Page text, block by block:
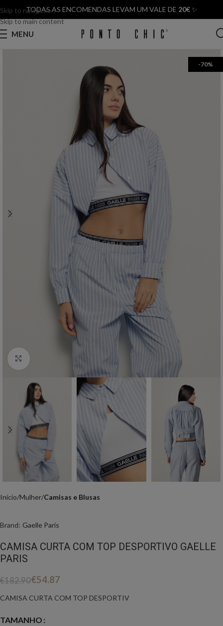
Skip to navigation
Skip to main content
TODAS AS ENCOMENDAS LEVAM UM VALE DE 20€✨
MENU
-70%
Início Mulher Camisas e Blusas
Brand: Gaelle Paris
CAMISA CURTA COM TOP DESPORTIVO GAELLE
PARIS
€182.90€54.87
CAMISA CURTA COM TOP DESPORTIV
TAMANHO